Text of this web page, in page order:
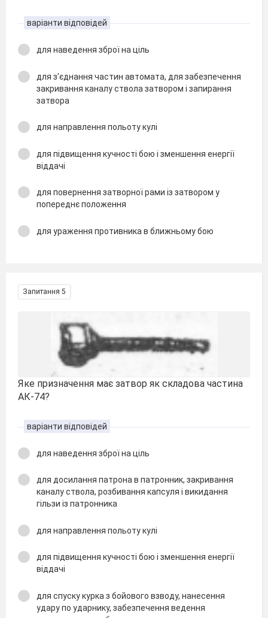
варіанти відповідей
для наведення зброї на ціль
для з’єднання частин автомата, для забезпечення
закривання каналу ствола затвором і запирання
затвора
для направлення польоту кулі
для підвищення кучності бою і зменшення енергії
віддачі
для повернення затворної рами із затвором у
попереднє положення
для ураження противника в ближньому бою
Запитання 5
Яке призначення має затвор як складова частина
АК-74?
варіанти відповідей
для наведення зброї на ціль
для досилання патрона в патронник, закривання
каналу ствола, розбивання капсуля і викидання
гільзи із патронника
для направлення польоту кулі
для підвищення кучності бою і зменшення енергії
віддачі
для спуску курка з бойового взводу, нанесення
удару по ударнику, забезпечення ведення